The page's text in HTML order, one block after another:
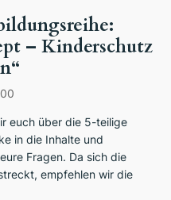
– Kinderschutz
euch über die 5-teilige
in die Inhalte und
Fragen. Da sich die
empfehlen wir die